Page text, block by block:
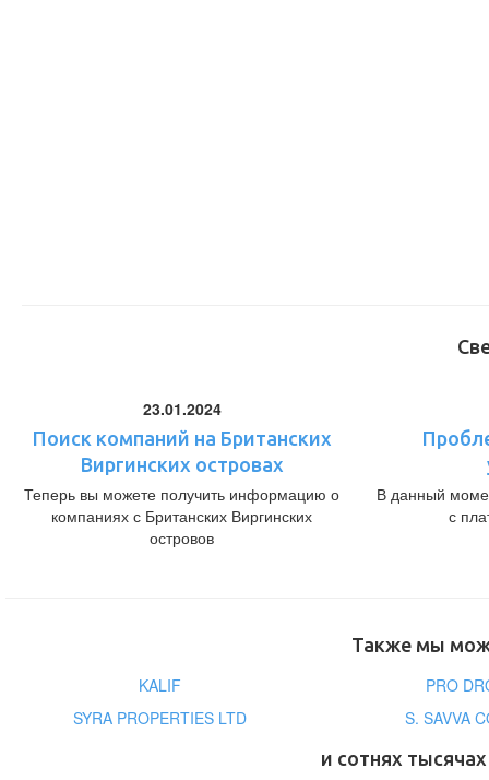
23.01.2024
Поиск компаний на Британских
Виргинских островах
Теперь вы можете получить информацию о
компаниях с Британских Виргинских
островов
В данный
с
Также мы
KALIF
PRO
SYRA PROPERTIES LTD
S. SAVVA
и сотнях